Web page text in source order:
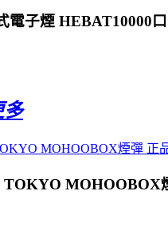
電子煙 HEBAT10000
TOKYO MOHOOBOX